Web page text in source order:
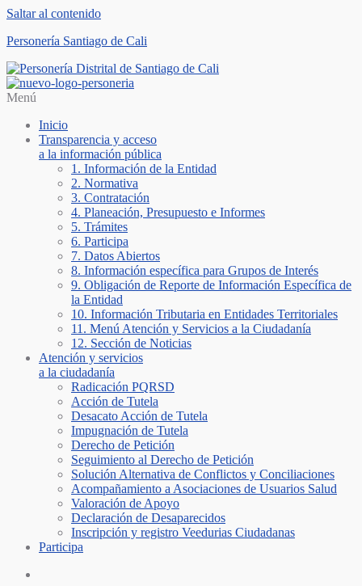
Saltar al contenido
Personería Santiago de Cali
Menú
Inicio
Transparencia y acceso
a la información pública
1. Información de la Entidad
2. Normativa
3. Contratación
4. Planeación, Presupuesto e Informes
5. Trámites
6. Participa
7. Datos Abiertos
8. Información específica para Grupos de Interés
9. Obligación de Reporte de Información Específica de
la Entidad
10. Información Tributaria en Entidades Territoriales
11. Menú Atención y Servicios a la Ciudadanía
12. Sección de Noticias
Atención y servicios
a la ciudadanía
Radicación PQRSD
Acción de Tutela
Desacato Acción de Tutela
Impugnación de Tutela
Derecho de Petición
Seguimiento al Derecho de Petición
Solución Alternativa de Conflictos y Conciliaciones
Acompañamiento a Asociaciones de Usuarios Salud
Valoración de Apoyo
Declaración de Desaparecidos
Inscripción y registro Veedurias Ciudadanas
Participa